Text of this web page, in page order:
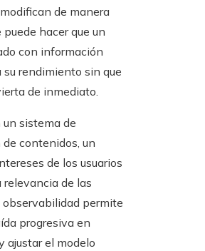
de manera
hacer que un
con información
su rendimiento sin que
de inmediato.
un sistema de
contenidos, un
de los usuarios
relevancia de las
observabilidad permite
progresiva en
ajustar el modelo